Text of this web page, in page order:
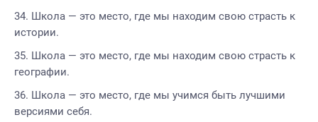
Школа — это место, где мы находим свою страсть к
истории.
Школа — это место, где мы находим свою страсть к
географии.
Школа — это место, где мы учимся быть лучшими
версиями себя.